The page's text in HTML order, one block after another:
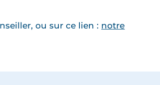
ou sur ce lien : notre